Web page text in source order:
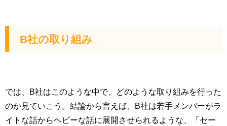
B社の取り組み
では、B社はこのような中で、どのような取り組みを行った
のか見ていこう。結論から言えば、B社は若手メンバーがラ
イトな話からヘビーな話に展開させられるような、「セー